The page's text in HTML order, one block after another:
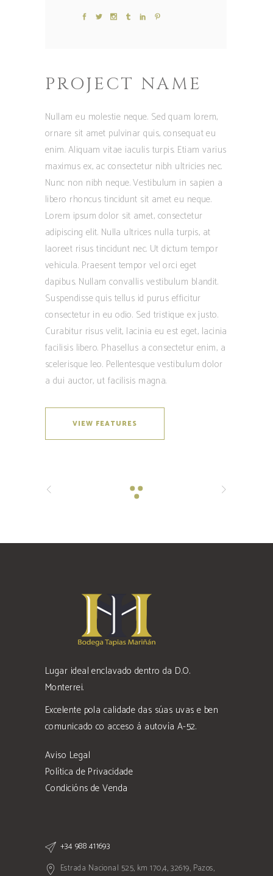
PROJECT NAME
Nullam eu molestie neque. Sed quam lorem,
ornare sit amet pulvinar quis, consequat eu
enim. Aliquam vitae iaculis turpis. Etiam varius
maximus ex, ac consectetur nibh ultricies nec.
Nunc non nibh neque. Vestibulum in sapien a
libero rhoncus tincidunt sit amet eu neque.
Lorem ipsum dolor sit amet, consectetur
adipiscing elit. Nulla ultrices nulla turpis, at
laoreet risus tincidunt nec. Ut dictum tempor
vehicula. Praesent tempor vel orci eget
dapibus. Nullam convallis vestibulum blandit.
Suspendisse quis tellus id purus efficitur
consectetur in eu odio. Sed tristique ex justo.
Curabitur risus velit, lacinia eu est eget, lacinia
facilisis libero. Phasellus a consectetur enim, a
scelerisque leo. Pellentesque vestibulum dolor
a dui auctor, ut facilisis magna.
VIEW FEATURES
Lugar ideal enclavado dentro da D.O.
Monterrei.
Excelente pola calidade das súas uvas e ben
comunicado co acceso á autovía A-52.
Aviso Legal
Política de Privacidade
Condicións de Venda
+34 988 411693
Estrada Nacional 525, km 170,4, 32619, Pazos,